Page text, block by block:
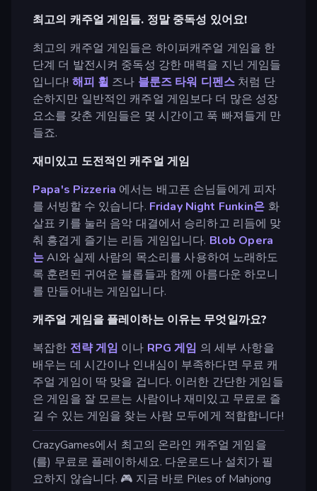
최고의 캐주얼 게임들. 정말 중독성 있어요!
최고의 캐주얼 게임들은 하이퍼캐주얼 게임을 한
단계 더 발전시켜 중독성 강한 매력을 지닌 게임들
입니다! 해피 휠 즈나 블룬즈 타워 디펜스 처럼 단
순하지만 일반적인 캐주얼 게임보다 더 많은 성장
요소를 갖춘 게임들은 몇 시간이고 푹 빠져들게 만
들죠.
재미있고 도전적인 캐주얼 게임
Papa's Pizzeria 에서는 배고픈 손님들에게 피자
를 서빙할 수 있습니다. Friday Night Funkin은 화
살표 키를 눌러 음악 대결에서 승리하고 리듬에 맞
춰 흥겹게 즐기는 리듬 게임입니다. Blob Opera
는AI와 실제 사람의 목소리를 사용하여 노래하도
록 훈련된 귀여운 블롭들과 함께 아름다운 하모니
를 만들어내는 게임입니다.
캐주얼 게임을 플레이하는 이유는 무엇일까요?
복잡한 전략 게임 이나 RPG 게임 의 세부 사항을
배우는 데 시간이나 인내심이 부족하다면 무료 캐
주얼 게임이 딱 맞을 겁니다. 이러한 간단한 게임들
은 게임을 잘 모르는 사람이나 재미있고 무료로 즐
길 수 있는 게임을 찾는 사람 모두에게 적합합니다!
CrazyGames에서 최고의 온라인 캐주얼 게임을
(를) 무료로 플레이하세요. 다운로드나 설치가 필
요하지 않습니다. 🎮 지금 바로 Piles of Mahjong